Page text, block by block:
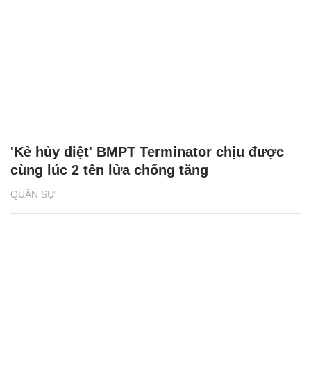
QUÂN SỰ
'Kẻ hủy diệt' BMPT Terminator chịu được
cùng lúc 2 tên lửa chống tăng